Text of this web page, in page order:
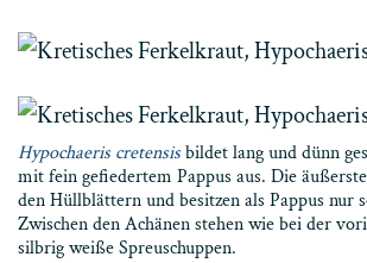
Hypochaeris cretensisbildet lang und dünn
mit fein gefiedertem Pappus aus. Die
den Hüllblättern und besitzen als Pappus nur
Zwischen den Achänen stehen wie bei der
silbrig weiße Spreuschuppen.